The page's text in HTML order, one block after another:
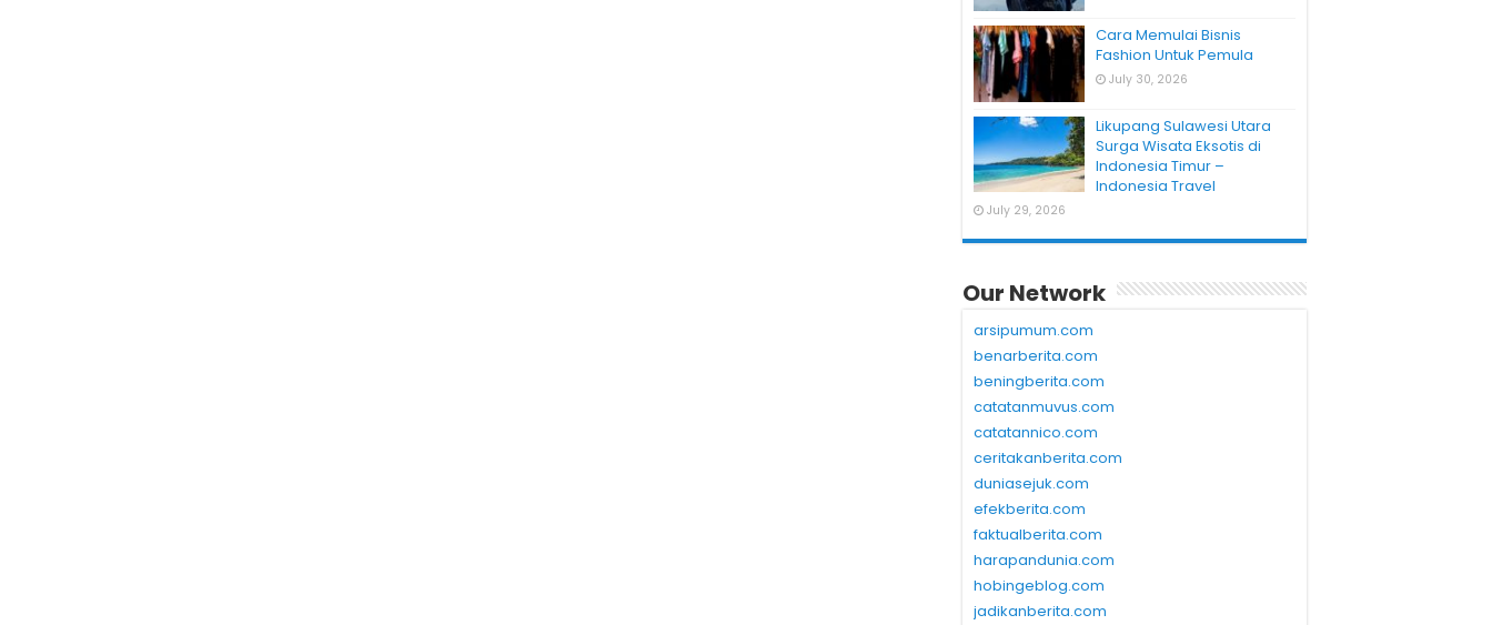
Cara Memulai Bisnis
Fashion Untuk Pemula
July 30, 2026
Likupang Sulawesi Utara
Surga Wisata Eksotis di
Indonesia Timur –
Indonesia Travel
July 29, 2026
Our Network
arsipumum.com
benarberita.com
beningberita.com
catatanmuvus.com
catatannico.com
ceritakanberita.com
duniasejuk.com
efekberita.com
faktualberita.com
harapandunia.com
hobingeblog.com
jadikanberita.com